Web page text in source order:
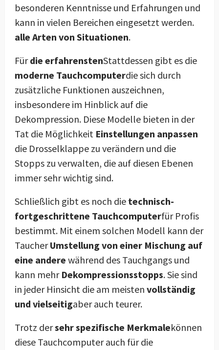
besonderen Kenntnisse und Erfahrungen und
kann in vielen Bereichen eingesetzt werden.
alle Arten von Situationen.
Fürdie erfahrenstenStattdessen gibt es die
moderne Tauchcomputerdie sich durch
zusätzliche Funktionen auszeichnen,
insbesondere im Hinblick auf die
Dekompression. Diese Modelle bieten in der
Tat die Möglichkeit Einstellungen anpassen
die Drosselklappe zu verändern und die
Stopps zu verwalten, die auf diesen Ebenen
immer sehr wichtig sind.
Schließlich gibt es noch die technisch-
fortgeschrittene Tauchcomputerfür Profis
bestimmt. Mit einem solchen Modell kann der
TaucherUmstellung von einer Mischung auf
eine andere während des Tauchgangs und
kann mehr Dekompressionsstopps. Sie sind
in jeder Hinsicht die am meisten vollständig
und vielseitigaber auch teurer.
Trotz dersehr spezifische Merkmalekönnen
diese Tauchcomputer auch für die